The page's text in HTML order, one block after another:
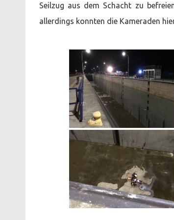
Seilzug aus dem Schacht zu
allerdings konnten die Kameraden